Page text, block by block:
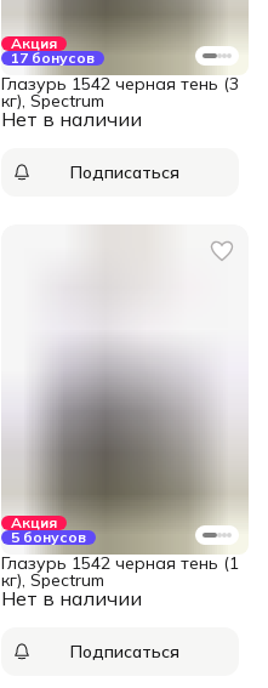
Акция
17 бонусов
Нет в наличии
Глазурь 1542 черная тень (3
кг), Spectrum
Подписаться
Акция
5 бонусов
Нет в наличии
Глазурь 1542 черная тень (1
кг), Spectrum
Подписаться